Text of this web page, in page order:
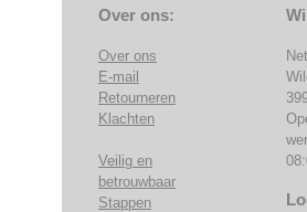
Over ons:
Over ons
E-mail
Retourneren
Klachten
Veilig en
betrouwbaar
Stappen